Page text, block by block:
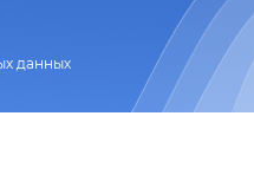
данных